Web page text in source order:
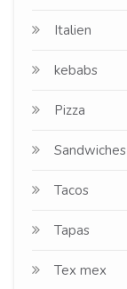
Italien
kebabs
Pizza
Sandwiches
Tacos
Tapas
Tex mex